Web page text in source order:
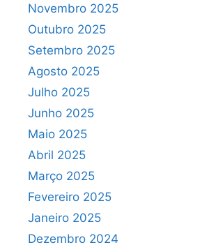
Novembro 2025
Outubro 2025
Setembro 2025
Agosto 2025
Julho 2025
Junho 2025
Maio 2025
Abril 2025
Março 2025
Fevereiro 2025
Janeiro 2025
Dezembro 2024